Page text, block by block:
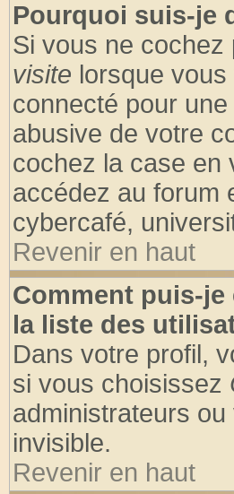
Pourquoi suis-je
Si vous ne cochez
visite lorsque
connecté pour
abusive de votre
cochez la case en
accédez au forum
cybercafé,
Revenir en haut
Comment puis-
la liste des
Dans votre profil,
si vous choisissez
administrateurs
invisible.
Revenir en haut